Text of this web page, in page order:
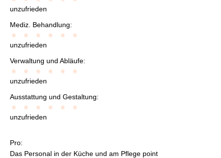
unzufrieden
Mediz. Behandlung:
unzufrieden
Verwaltung und Abläufe:
unzufrieden
Ausstattung und Gestaltung:
unzufrieden
Pro:
Das Personal in der Küche und am Pflege point